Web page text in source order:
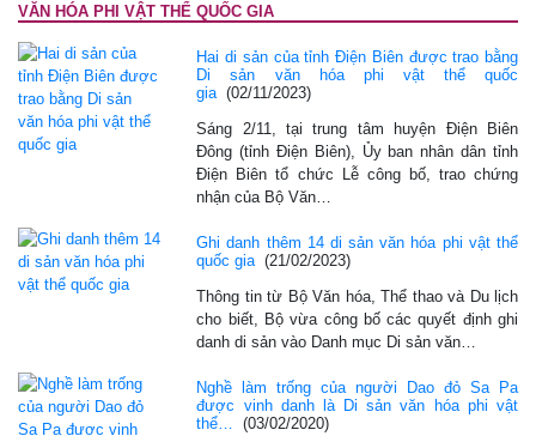
VĂN HÓA PHI VẬT THỂ QUỐC GIA
Hai di sản của tỉnh Điện Biên được trao bằng
Di sản văn hóa phi vật thể quốc
gia (02/11/2023)
Sáng 2/11, tại trung tâm huyện Điện Biên
Đông (tỉnh Điện Biên), Ủy ban nhân dân tỉnh
Điện Biên tổ chức Lễ công bố, trao chứng
nhận của Bộ Văn…
Ghi danh thêm 14 di sản văn hóa phi vật thể
quốc gia (21/02/2023)
Thông tin từ Bộ Văn hóa, Thể thao và Du lịch
cho biết, Bộ vừa công bố các quyết định ghi
danh di sản vào Danh mục Di sản văn…
Nghề làm trống của người Dao đỏ Sa Pa
được vinh danh là Di sản văn hóa phi vật
thể…
(03/02/2020)